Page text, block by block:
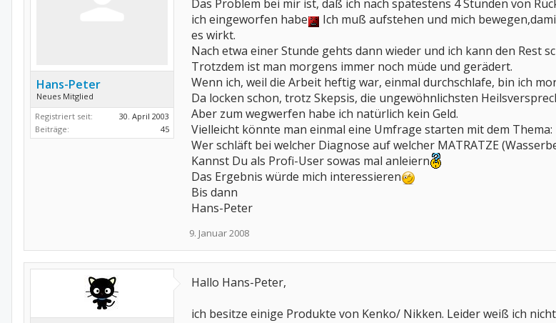
Hans-Peter
Neues Mitglied
Registriert seit:
30. April 2003
Beiträge:
45
Das Problem bei mir ist, daß ich nach spätestens 4 Stunden von
ich eingeworfen habe
Ich muß aufstehen und mich
es wirkt.
Nach etwa einer Stunde gehts dann wieder und ich kann den Rest
Trotzdem ist man morgens immer noch müde und gerädert.
Wenn ich, weil die Arbeit heftig war, einmal durchschlafe, bin ich
Da locken schon, trotz Skepsis, die ungewöhnlichsten
Aber zum wegwerfen habe ich natürlich kein Geld.
Vielleicht könnte man einmal eine Umfrage starten mit dem Thema:
Wer schläft bei welcher Diagnose auf welcher MATRATZE
Kannst Du als Profi-User sowas mal anleiern
Das Ergebnis würde mich interessieren
Bis dann
Hans-Peter
9. Januar 2008
Hallo Hans-Peter,
ich besitze einige Produkte von Kenko/ Nikken. Leider weiß ich